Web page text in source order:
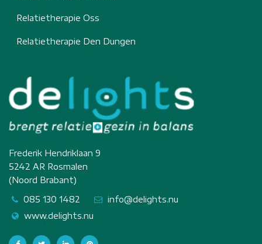
Relatietherapie Oss
Relatietherapie Den Dungen
Frederik Hendriklaan 9
5242 AR Rosmalen
(Noord Brabant)
085 130 1482
info@delights.nu
www.delights.nu